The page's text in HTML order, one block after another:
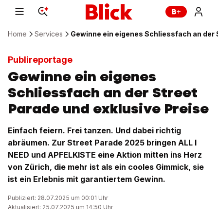
Home Services Gewinne ein eigenes Schliessfach an der
Publireportage
Gewinne ein eigenes
Schliessfach an der Street
Parade und exklusive Preise
Einfach feiern. Frei tanzen. Und dabei richtig
abräumen. Zur Street Parade 2025 bringen ALL I
NEED und APFELKISTE eine Aktion mitten ins Herz
von Zürich, die mehr ist als ein cooles Gimmick, sie
ist ein Erlebnis mit garantiertem Gewinn.
Publiziert: 28.07.2025 um 00:01 Uhr
Aktualisiert: 25.07.2025 um 14:50 Uhr